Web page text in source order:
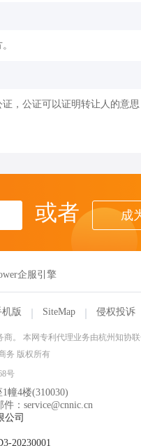
，公证可以证明转让人的意思
或者 成
企服引擎
机版 SiteMap 侵权投诉
。 本网专利代理业务由杭州知协
务 版权所有
号
幢4楼(310030)
：service@cnnic.cn
公司
20230001